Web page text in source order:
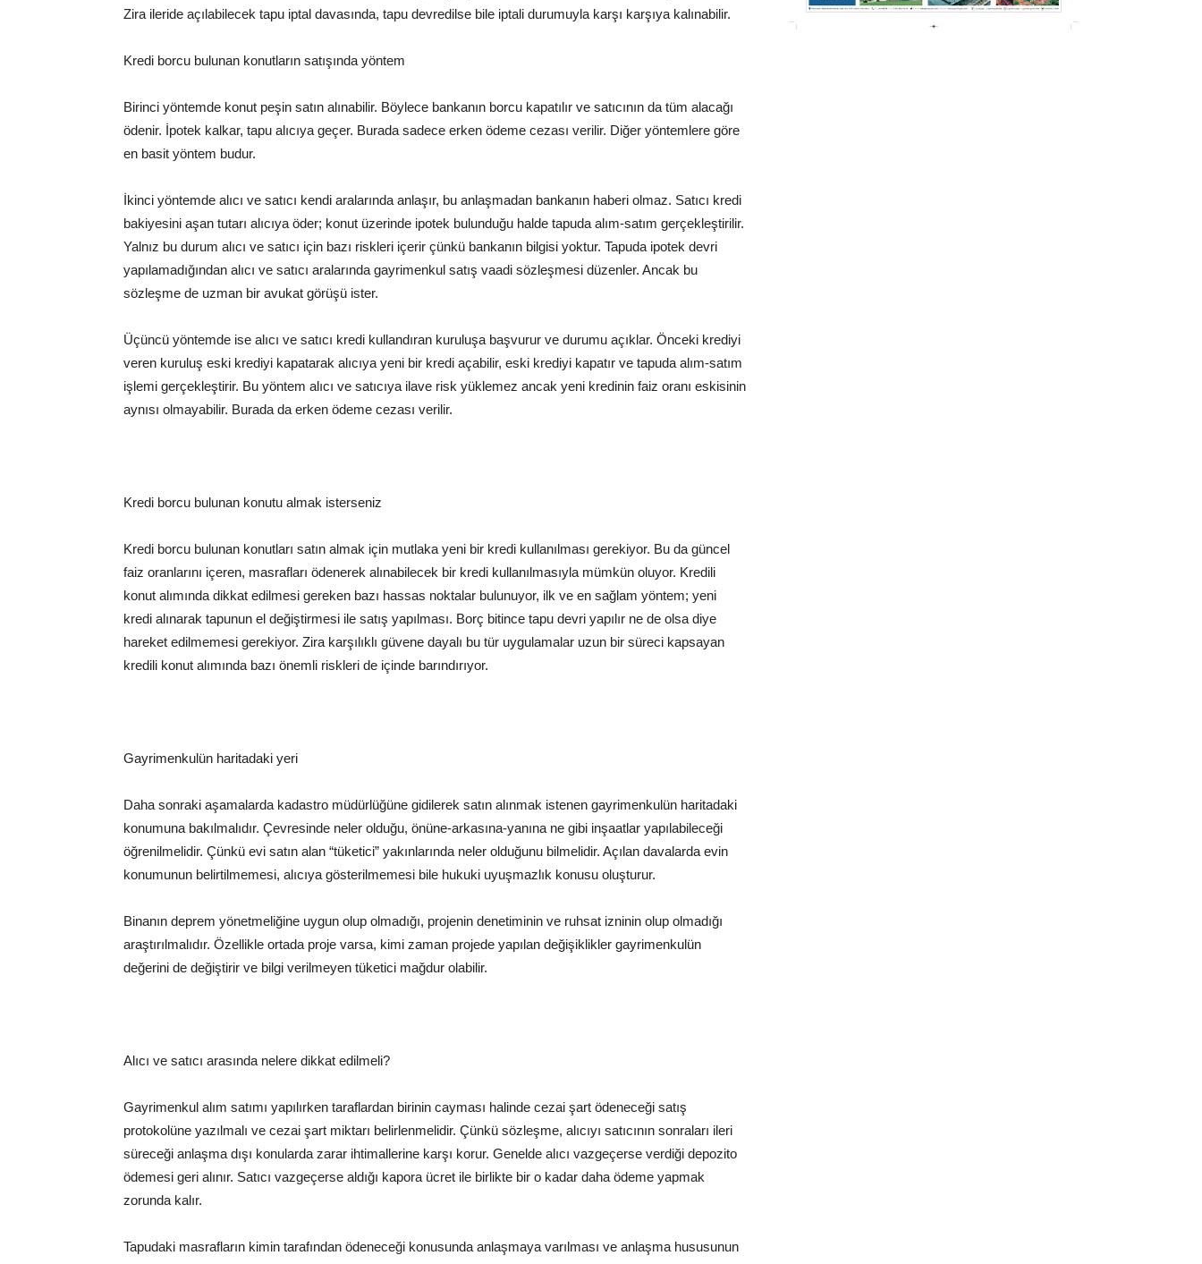
Zira ileride açılabilecek tapu iptal davasında, tapu devredilse bile iptali durumuyla karşı karşıya kalınabilir.
Kredi borcu bulunan konutların satışında yöntem
Birinci yöntemde konut peşin satın alınabilir. Böylece bankanın borcu kapatılır ve satıcının da tüm alacağı
ödenir. İpotek kalkar, tapu alıcıya geçer. Burada sadece erken ödeme cezası verilir. Diğer yöntemlere göre
en basit yöntem budur.
İkinci yöntemde alıcı ve satıcı kendi aralarında anlaşır, bu anlaşmadan bankanın haberi olmaz. Satıcı kredi
bakiyesini aşan tutarı alıcıya öder; konut üzerinde ipotek bulunduğu halde tapuda alım-satım gerçekleştirilir.
Yalnız bu durum alıcı ve satıcı için bazı riskleri içerir çünkü bankanın bilgisi yoktur. Tapuda ipotek devri
yapılamadığından alıcı ve satıcı aralarında gayrimenkul satış vaadi sözleşmesi düzenler. Ancak bu
sözleşme de uzman bir avukat görüşü ister.
Üçüncü yöntemde ise alıcı ve satıcı kredi kullandıran kuruluşa başvurur ve durumu açıklar. Önceki krediyi
veren kuruluş eski krediyi kapatarak alıcıya yeni bir kredi açabilir, eski krediyi kapatır ve tapuda alım-satım
işlemi gerçekleştirir. Bu yöntem alıcı ve satıcıya ilave risk yüklemez ancak yeni kredinin faiz oranı eskisinin
aynısı olmayabilir. Burada da erken ödeme cezası verilir.
Kredi borcu bulunan konutu almak isterseniz
Kredi borcu bulunan konutları satın almak için mutlaka yeni bir kredi kullanılması gerekiyor. Bu da güncel
faiz oranlarını içeren, masrafları ödenerek alınabilecek bir kredi kullanılmasıyla mümkün oluyor. Kredili
konut alımında dikkat edilmesi gereken bazı hassas noktalar bulunuyor, ilk ve en sağlam yöntem; yeni
kredi alınarak tapunun el değiştirmesi ile satış yapılması. Borç bitince tapu devri yapılır ne de olsa diye
hareket edilmemesi gerekiyor. Zira karşılıklı güvene dayalı bu tür uygulamalar uzun bir süreci kapsayan
kredili konut alımında bazı önemli riskleri de içinde barındırıyor.
Gayrimenkulün haritadaki yeri
Daha sonraki aşamalarda kadastro müdürlüğüne gidilerek satın alınmak istenen gayrimenkulün haritadaki
konumuna bakılmalıdır. Çevresinde neler olduğu, önüne-arkasına-yanına ne gibi inşaatlar yapılabileceği
öğrenilmelidir. Çünkü evi satın alan “tüketici” yakınlarında neler olduğunu bilmelidir. Açılan davalarda evin
konumunun belirtilmemesi, alıcıya gösterilmemesi bile hukuki uyuşmazlık konusu oluşturur.
Binanın deprem yönetmeliğine uygun olup olmadığı, projenin denetiminin ve ruhsat izninin olup olmadığı
araştırılmalıdır. Özellikle ortada proje varsa, kimi zaman projede yapılan değişiklikler gayrimenkulün
değerini de değiştirir ve bilgi verilmeyen tüketici mağdur olabilir.
Alıcı ve satıcı arasında nelere dikkat edilmeli?
Gayrimenkul alım satımı yapılırken taraflardan birinin cayması halinde cezai şart ödeneceği satış
protokolüne yazılmalı ve cezai şart miktarı belirlenmelidir. Çünkü sözleşme, alıcıyı satıcının sonraları ileri
süreceği anlaşma dışı konularda zarar ihtimallerine karşı korur. Genelde alıcı vazgeçerse verdiği depozito
ödemesi geri alınır. Satıcı vazgeçerse aldığı kapora ücret ile birlikte bir o kadar daha ödeme yapmak
zorunda kalır.
Tapudaki masrafların kimin tarafından ödeneceği konusunda anlaşmaya varılması ve anlaşma hususunun